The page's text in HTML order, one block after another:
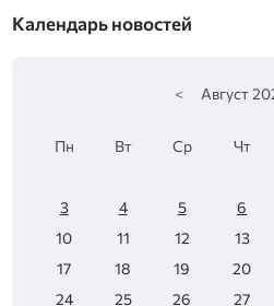
Календарь новостей
< Август
Пн Вт Ср Чт
3
4 5 6
10
11 12 13
17
18 19 20
24
25 26 27